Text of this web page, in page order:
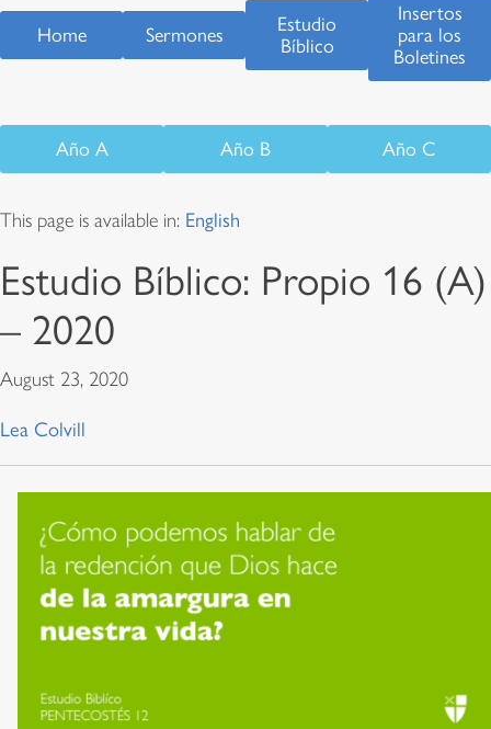
Home Sermones
Estudio
Bíblico
Insertos
para los
Boletines
Año A Año B Año C
This page is available in: English
Estudio Bíblico: Propio 16 (A)
– 2020
August 23, 2020
Lea Colvill